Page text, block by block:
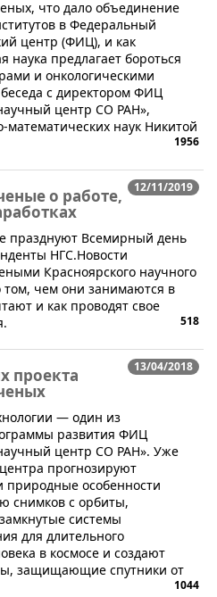
что дало объединение
в Федеральный
центр (ФИЦ), и как
наука предлагает бороться
и онкологическими
с директором ФИЦ
центр СО РАН»,
математических наук Никитой
1956
12/11/2019
о работе,
празднуют Всемирный день
НГС.Новости
Красноярского научного
чем они занимаются в
и как проводят свое
518
13/04/2018
проекта
— один из
развития ФИЦ
центр СО РАН». Уже
прогнозируют
природные особенности
снимков с орбиты,
системы
для длительного
в космосе и создают
защищающие спутники от
1044